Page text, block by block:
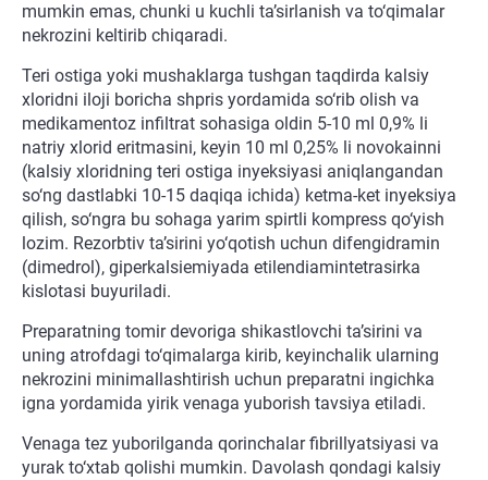
mumkin emas, chunki u kuchli ta’sirlanish va to‘qimalar
nekrozini keltirib chiqaradi.
Teri ostiga yoki mushaklarga tushgan taqdirda kalsiy
xloridni iloji boricha shpris yordamida so‘rib olish va
medikamentoz infiltrat sohasiga oldin 5-10 ml 0,9% li
natriy xlorid eritmasini, keyin 10 ml 0,25% li novokainni
(kalsiy xloridning teri ostiga inyeksiyasi aniqlangandan
so‘ng dastlabki 10-15 daqiqa ichida) ketma-ket inyeksiya
qilish, so‘ngra bu sohaga yarim spirtli kompress qo‘yish
lozim. Rezorbtiv ta’sirini yo‘qotish uchun difengidramin
(dimedrol), giperkalsiemiyada etilendiamintetrasirka
kislotasi buyuriladi.
Preparatning tomir devoriga shikastlovchi ta’sirini va
uning atrofdagi to‘qimalarga kirib, keyinchalik ularning
nekrozini minimallashtirish uchun preparatni ingichka
igna yordamida yirik venaga yuborish tavsiya etiladi.
Venaga tez yuborilganda qorinchalar fibrillyatsiyasi va
yurak to‘xtab qolishi mumkin. Davolash qondagi kalsiy